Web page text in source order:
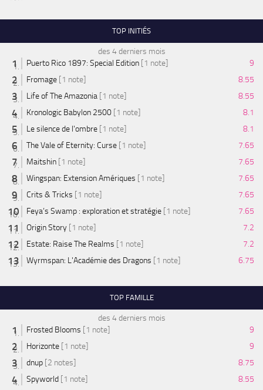
TOP INITIÉS
des 4 derniers mois
Puerto Rico 1897: Special Edition [1 note]
9
Fromage [1 note]
8.55
Life of The Amazonia [1 note]
8.55
Kronologic Babylon 2500 [1 note]
8.1
Le silence de l'ombre [1 note]
8.1
The Vale of Eternity: Curse [1 note]
7.65
Maitshin [1 note]
7.65
Wingspan: Extension Amériques [1 note]
7.65
Crits & Tricks [1 note]
7.65
Feya’s Swamp : exploration et stratégie [1 note]
7.65
Origin Story [1 note]
7.2
Estate: Raise The Realms [1 note]
7.2
Wyrmspan: L'Académie des Dragons [1 note] 6.75
TOP FAMILLE
des 4 derniers mois
Frosted Blooms [1 note]
9
Horizonte [1 note]
9
dnup [2 notes]
8.75
Spyworld [1 note]
8.55